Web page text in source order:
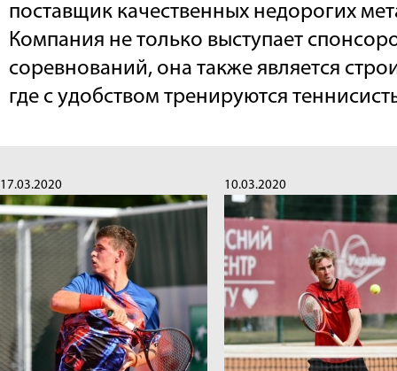
поставщик качественных недорогих
Компания не только выступает
соревнований, она также является
где с удобством тренируются
17.03.2020 10.03.2020